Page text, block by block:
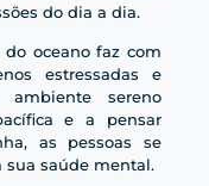
do dia a dia.
oceano faz com
estressadas e
ambiente sereno
e a pensar
as pessoas se
saúde mental.